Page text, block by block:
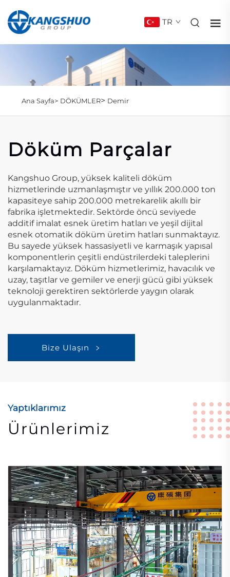
TR
Ana Sayfa> DÖKÜMLER> Demir
Döküm Parçalar
Kangshuo Group, yüksek kaliteli döküm
hizmetlerinde uzmanlaşmıştır ve yıllık 200.000 ton
kapasiteye sahip 200.000 metrekarelik akıllı bir
fabrika işletmektedir. Sektörde öncü seviyede
additif imalat esnek üretim hatları ve yeşil dijital
esnek otomatik döküm üretim hatları sunmaktayız.
Bu sayede yüksek hassasiyetli ve karmaşık yapısal
komponentlerin çeşitli endüstrilerdeki taleplerini
karşılamaktayız. Döküm hizmetlerimiz, havacılık ve
uzay, taşıtlar ve gemiler ve enerji gücü gibi yüksek
teknoloji gerektiren sektörlerde yaygın olarak
uygulanmaktadır.
Bize Ulaşın
Yaptıklarımız
Ürünlerimiz